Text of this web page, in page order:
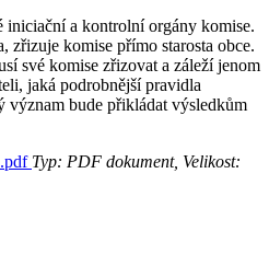
iniciační a kontrolní orgány komise.
zřizuje komise přímo starosta obce.
své komise zřizovat a záleží jenom
jaká podrobnější pravidla
význam bude přikládat výsledkům
Typ: PDF dokument, Velikost: